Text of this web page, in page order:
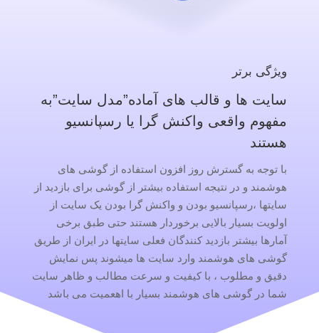
ویژگی برتر
سایت ها و قالب های آماده”مدل سایت”به
مفهوم واقعی واکنش گرا یا رسپانسیو
هستند
با توجه به گسترش روز افزون استفاده از گوشی های
هوشمند و در نتیجه استفاده بیشتر از گوشی برای بازدید از
سایتها ،رسپانسیو بودن و واکنش گرا بودن یک سایت از
اولویت بسیار بالایی برخوردار هستند حتی طبق برخی
آمارها بیشتر بازدید کنندگان فعلی سایتها در ایران از طریق
گوشی های هوشمند وارد سایت ها میشوند پس نمایش
دقیق و مطلوب ، با کیفیت و سرعت مطالب و ظاهر سایت
شما در گوشی های هوشمند بسیار با اهعمیت می باشد